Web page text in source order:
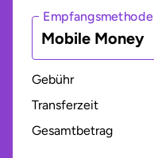
Empfangsmethode
Mobile Money
Gebühr
Transferzeit
Gesamtbetrag